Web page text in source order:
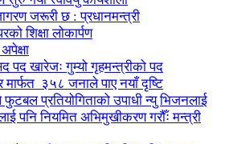
जरूरी छ : प्रधानमन्त्री
शिक्षा लोकार्पण
पद खारेजः गुम्यो गृहमन्त्रीको पद
३५८ जनाले पाए नयाँ दृष्टि
फुटबल प्रतियोगिताको उपाधी न्यु भिजनलाई
पनि नियमित अभिमुखीकरण गरौँः मन्त्री